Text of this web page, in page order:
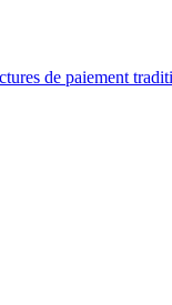
de paiement